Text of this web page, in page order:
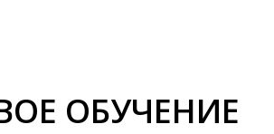
ОБУЧЕНИЕ